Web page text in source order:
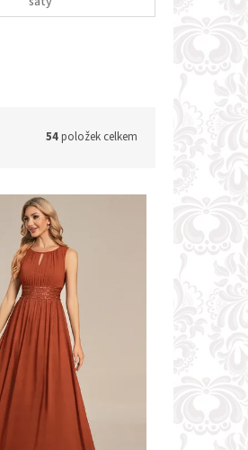
54položek celkem